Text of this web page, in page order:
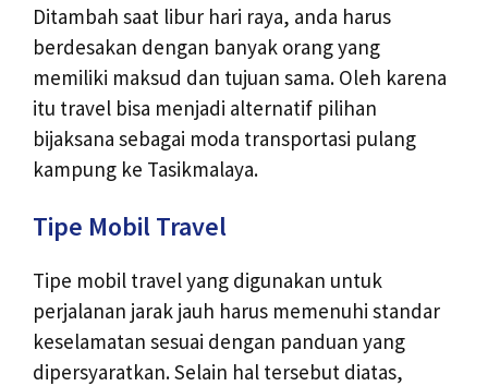
Ditambah saat libur hari raya, anda harus
berdesakan dengan banyak orang yang
memiliki maksud dan tujuan sama. Oleh karena
itu travel bisa menjadi alternatif pilihan
bijaksana sebagai moda transportasi pulang
kampung ke Tasikmalaya.
Tipe Mobil Travel
Tipe mobil travel yang digunakan untuk
perjalanan jarak jauh harus memenuhi standar
keselamatan sesuai dengan panduan yang
dipersyaratkan. Selain hal tersebut diatas,